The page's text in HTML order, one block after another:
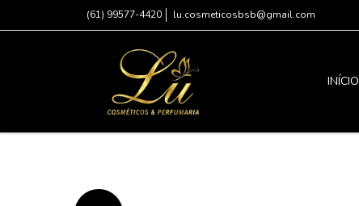
(61) 99577-4420 lu.cosmeticosbsb@gmail.com
INÍCIO